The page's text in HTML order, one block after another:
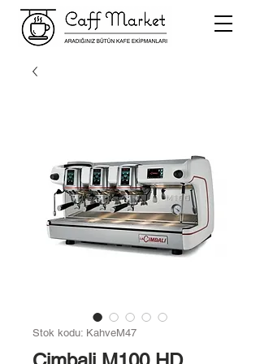
Stok kodu: KahveM47